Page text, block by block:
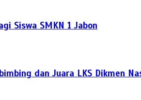
Siswa SMKN 1 Jabon
dan Juara LKS Dikmen